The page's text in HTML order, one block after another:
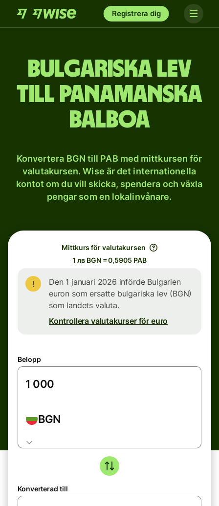
Registrera dig
Bulgariska lev
till panamanska
balboa
Konvertera BGN till PAB med mittkursen för
valutakursen. Wise är det internationella
kontot om du vill skicka, spendera och växla
pengar som en lokalinvånare.
Mittkurs för valutakursen
1 лв BGN = 0,5905 PAB
Den 1 januari 2026 införde Bulgarien
euron som ersatte bulgariska lev (BGN)
som landets valuta.
Kontrollera valutakurser för euro
Belopp
BGN
Konverterad till